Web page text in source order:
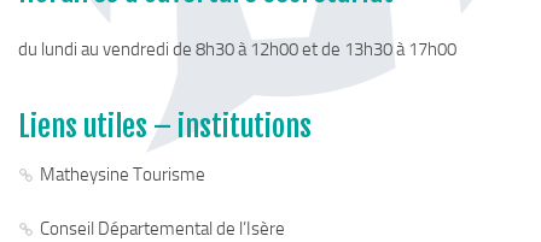
du lundi au vendredi de 8h30 à 12h00 et de 13h30 à 17h00
Liens utiles – institutions
Matheysine Tourisme
Conseil Départemental de l’Isère